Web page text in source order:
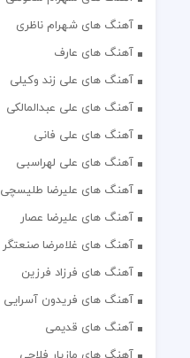
آهنگ های شهرام ناظری
آهنگ های عارف
آهنگ های علی زند وکیلی
آهنگ های علی عبدالمالکی
آهنگ های علی فانی
آهنگ های علی لهراسبی
آهنگ های علیرضا طلیسچی
آهنگ های علیرضا عصار
آهنگ های غلامرضا صنعتگر
آهنگ های فرزاد فرزین
آهنگ های فریدون آسرایی
آهنگ های قدیمی